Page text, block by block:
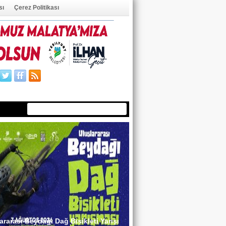
Çerez Politikası
Beydağı Dağ Bisikleti Yarışı